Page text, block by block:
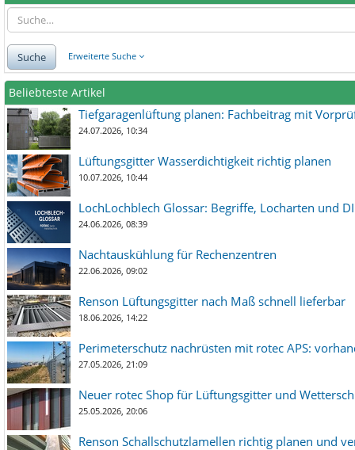
Suche Erweiterte Suche
Beliebteste Artikel
Tiefgaragenlüftung planen: Fachbeitrag mit
24.07.2026, 10:34
Lüftungsgitter Wasserdichtigkeit richtig planen
10.07.2026, 10:44
LochLochblech Glossar: Begriffe, Locharten und
24.06.2026, 08:39
Nachtauskühlung für Rechenzentren
22.06.2026, 09:02
Renson Lüftungsgitter nach Maß schnell lieferbar
18.06.2026, 14:22
Perimeterschutz nachrüsten mit rotec APS:
27.05.2026, 21:09
Neuer rotec Shop für Lüftungsgitter und
25.05.2026, 20:06
Renson Schallschutzlamellen richtig planen und